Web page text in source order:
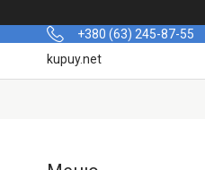
+380 (63) 245-87-55
kupuy.net